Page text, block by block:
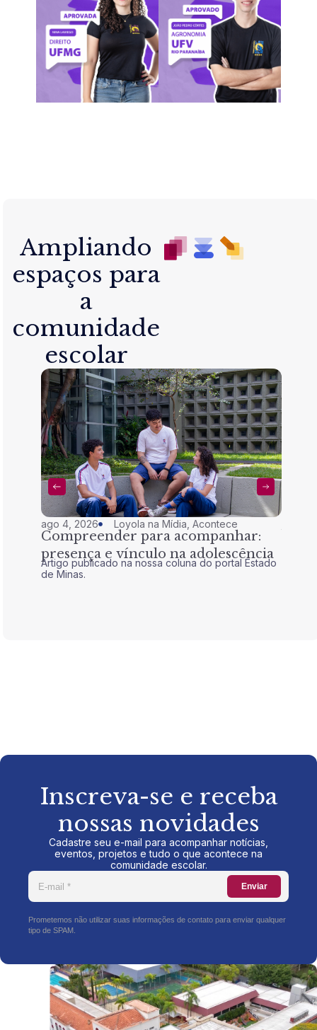
Ampliando
espaços para
a
comunidade
escolar
ago 4, 2026 Loyola na Mídia ,Acontece
Compreender para acompanhar:
presença e vínculo na adolescência
Artigo publicado na nossa coluna do portal Estado
de Minas.
Inscreva-se e receba
nossas novidades
Cadastre seu e-mail para acompanhar notícias,
eventos, projetos e tudo o que acontece na
comunidade escolar.
Enviar
Prometemos não utilizar suas informações de contato para enviar qualquer
tipo de SPAM.